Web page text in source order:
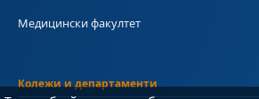
Медицински факултет
Колежи и департаменти